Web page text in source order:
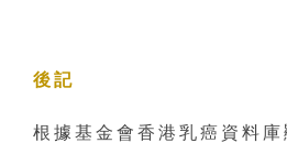
後記
根據基金會香港乳癌資料